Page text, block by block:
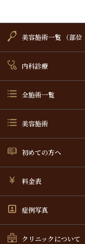
美容施術一覧 （部位
内科診療
全施術一覧
美容施術
初めての方へ
料金表
症例写真
クリニックについて